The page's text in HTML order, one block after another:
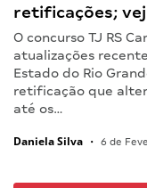
retificações;
O concurso TJ RS
atualizações
Estado do Rio
retificação que
até os…
Daniela Silva • 6 de